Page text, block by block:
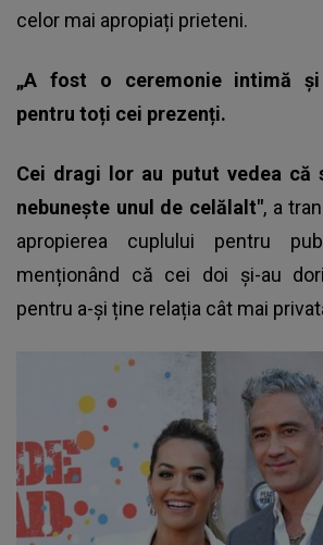
celor mai apropiați prieteni.
„A fost o ceremonie intimă și
pentru toți cei prezenți.
Cei dragi lor au putut vedea că
nebunește unul de celălalt", a
apropierea cuplului pentru
menționând că cei doi și-au
pentru a-și ține relația cât mai